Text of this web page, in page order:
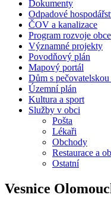
Dokumenty
Odpadové
ČOV a kanalizace
Program rozvoje obce
Významné projekty
Povodňový plán
Mapový portál
Dům s
Územní plán
Kultura a sport
Služby v obci
Pošta
Lékaři
Obchody
Restaurace a
Ostatní
Vesnice